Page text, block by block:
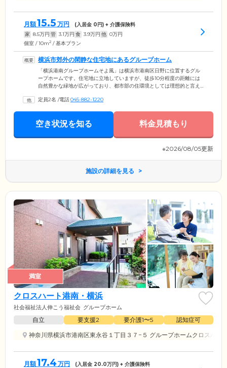
月額15.5 万円 (入居金 0 円) + 介護保険料
家 8.5万円 管 3.1万円 食 3.9万円 他 0万円
個室 / 10m2 / 基本プラン
横浜市郊外の閑静な住宅地にあるグループホーム
「横浜港南グループホームそよ風」は横浜市港南区日野に位置するグル
ープホームです。住宅地に立地していますが、徒歩10分程度の距離には
自然豊かな緑地が広がっており、都市部の住環境としては理想的と言え
確保されています。総合病院の「港南台病院」と連携しており、さまざ
き、介護職員が24時間体制でご入居者様をサポートいたします。
定員2名 /電話045-882-1220
空き状況を知る 料金見積もり
※2026/08/05更新
施設の詳細を見る
満室
クロスハート港南・横浜
社会福祉法人伸こう福祉会 グループホーム
自立 要支援2 要介護1〜5
認知症可
神奈川県横浜市港南区東永谷１丁目３７−５ グループホームクロスハー
月額17.4 万円 (入居金 20.0万円) + 介護保険料